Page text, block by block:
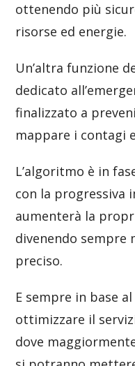
ottenendo più
risorse ed energie.
Un’altra funzione
dedicato
finalizzato a
mappare i contagi
L’algoritmo è in
con la progressiva
aumenterà la
divenendo sempre
preciso.
E sempre in base
ottimizzare il
dove